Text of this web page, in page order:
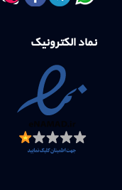
نماد الکترونیک